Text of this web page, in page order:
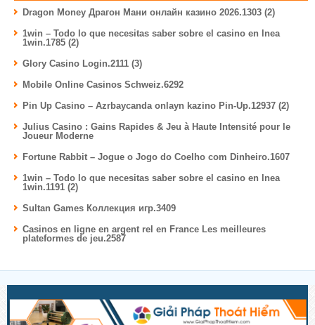
Dragon Money Драгон Мани онлайн казино 2026.1303 (2)
1win – Todo lo que necesitas saber sobre el casino en lnea
1win.1785 (2)
Glory Casino Login.2111 (3)
Mobile Online Casinos Schweiz.6292
Pin Up Casino – Azrbaycanda onlayn kazino Pin-Up.12937 (2)
Julius Casino : Gains Rapides & Jeu à Haute Intensité pour le
Joueur Moderne
Fortune Rabbit – Jogue o Jogo do Coelho com Dinheiro.1607
1win – Todo lo que necesitas saber sobre el casino en lnea
1win.1191 (2)
Sultan Games Коллекция игр.3409
Casinos en ligne en argent rel en France Les meilleures
plateformes de jeu.2587